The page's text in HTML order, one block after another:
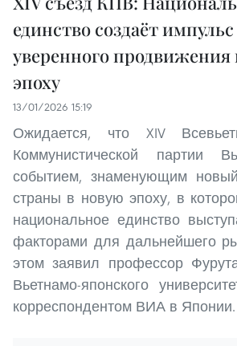
единство создаёт
уверенного продвижения
эпоху
13/01/2026 15:19
Ожидается, что XIV
Коммунистической партии
событием, знаменующим
страны в новую эпоху, в
национальное единство
факторами для дальнейшего
этом заявил профессор
Вьетнамо-японского
корреспондентом ВИА в Японии.